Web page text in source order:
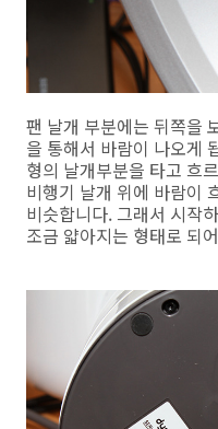
팬 날개 부분에는 뒤쪽을
을 통해서 바람이 나오게
형의 날개부분을 타고 흐
비행기 날개 위에 바람이
비슷합니다. 그래서 시작
조금 얇아지는 형태로 되